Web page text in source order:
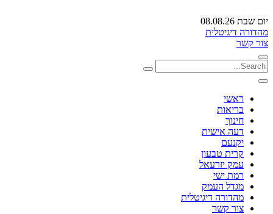
יום שבת 08.08.26
מהדורה דיגיטלית
צור קשר
ראשי
בריאות
חינוך
דעה אישית
יקנעם
קרית טבעון
עמק יזרעאל
רמת ישי
מגדל העמק
מהדורה דיגיטלית
צור קשר